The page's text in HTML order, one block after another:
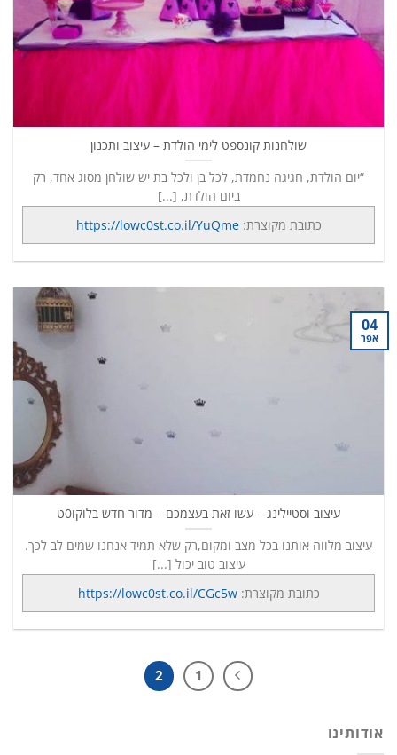
שולחנות קונספט לימי הולדת – עיצוב ותכנון
“יום הולדת, חגיגה נחמדת, לכל בן ולכל בת יש שולחן מסוג אחד, רק
ביום הולדת, [...]
כתובת מקוצרת:https://lowc0st.co.il/YuQme
עיצוב וסטיילינג – עשו זאת בעצמכם – מדור חדש בלוקו0ט
עיצוב מלווה אותנו בכל מצב ומקום,רק שלא תמיד אנחנו שמים לב לכך.
עיצוב טוב יכול [...]
כתובת מקוצרת:https://lowc0st.co.il/CGc5w
04
אפר
1
2
אודותינו